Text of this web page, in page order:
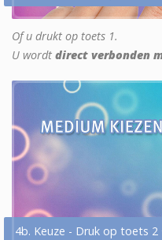
Of u drukt op toets 1.
U wordt direct verbonden
4b. Keuze - Druk op toets 2